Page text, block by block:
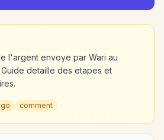
l'argent envoye par Wari au
detaille des etapes et
comment